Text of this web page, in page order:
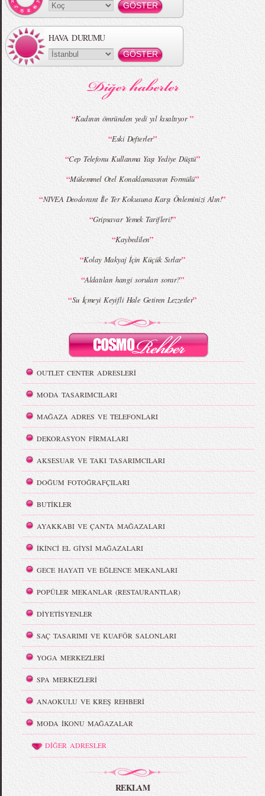
MBFWI - Gülçin Çengel 2015 Yaz
MBFWI - Zeynep Erdoğan 2015 Yaz
MBFWI - Giray Sepin 2015 Yaz Koleksiyonu MBFWI - Burçe Bekrek 2015 Yaz Koleksiyonu
HAVA DURUMU
“Kadının ömründen yedi yıl kısaltıyor”
“Eski Defterler”
“Cep Telefonu Kullanma Yaşı Yediye Düştü”
“Mükemmel Otel Konaklamasının Formülü”
“NIVEA Deodorant İle Ter Kokusuna Karşı Önleminizi Alın!”
“Gripsavar Yemek Tarifleri!”
“Kaybedilen”
“Kolay Makyaj İçin Küçük Sırlar”
“Aldatılan hangi soruları sorar?”
“Su İçmeyi Keyifli Hale Getiren Lezzetler”
OUTLET CENTER ADRESLERİ
MODA TASARIMCILARI
MAĞAZA ADRES VE TELEFONLARI
DEKORASYON FİRMALARI
AKSESUAR VE TAKI TASARIMCILARI
DOĞUM FOTOĞRAFÇILARI
BUTİKLER
AYAKKABI VE ÇANTA MAĞAZALARI
İKİNCİ EL GİYSİ MAĞAZALARI
GECE HAYATI VE EĞLENCE MEKANLARI
POPÜLER MEKANLAR (RESTAURANTLAR)
DİYETİSYENLER
SAÇ TASARIMI VE KUAFÖR SALONLARI
YOGA MERKEZLERİ
SPA MERKEZLERİ
ANAOKULU VE KREŞ REHBERİ
MODA İKONU MAĞAZALAR
DİĞER ADRESLER
REKLAM